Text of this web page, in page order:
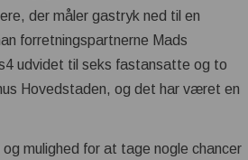
der måler gastryk ned til en
forretningspartnerne Mads
udvidet til seks fastansatte og to
Hovedstaden, og det har været en
mulighed for at tage nogle chancer